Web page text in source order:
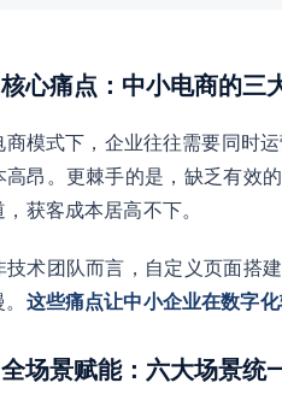
心痛点：中小电商的三
商模式下，企业往往需要同时
高昂。更棘手的是，缺乏有效
获客成本居高不下。
技术团队而言，自定义页面搭
这些痛点让中小企业在数字化
场景赋能：六大场景统